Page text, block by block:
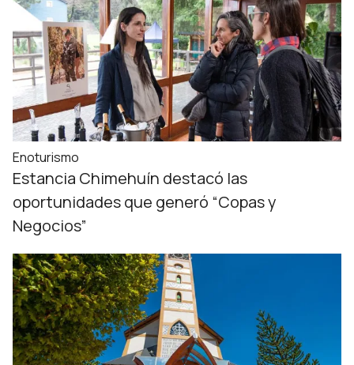
Enoturismo
Estancia Chimehuín destacó las
oportunidades que generó “Copas y
Negocios”